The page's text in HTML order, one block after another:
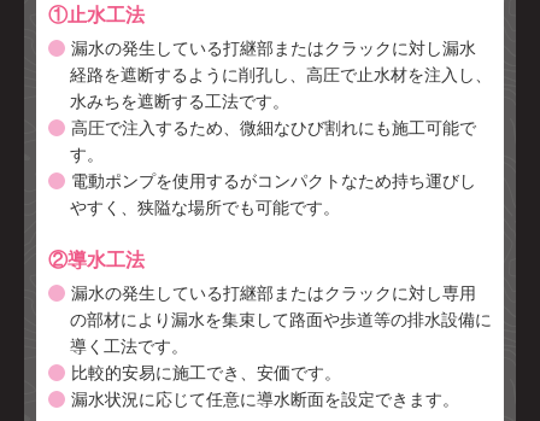
①止水工法
漏水の発生している打継部またはクラックに対し漏水
経路を遮断するように削孔し、高圧で止水材を注入し、
水みちを遮断する工法です。
高圧で注入するため、微細なひび割れにも施工可能で
す。
電動ポンプを使用するがコンパクトなため持ち運びし
やすく、狭隘な場所でも可能です。
②導水工法
漏水の発生している打継部またはクラックに対し専用
の部材により漏水を集束して路面や歩道等の排水設備に
導く工法です。
比較的安易に施工でき、安価です。
漏水状況に応じて任意に導水断面を設定できます。